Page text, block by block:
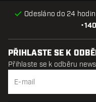
•
Odesláno do 24 hodin
PŘIHLASTE SE K
Přihlaste se k odběru